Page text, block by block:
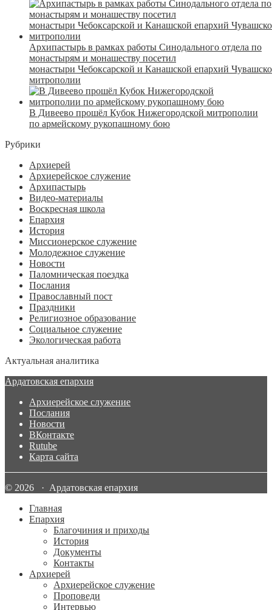
Архипастырь в рамках работы Синодального отдела по
монастырям и монашеству посетил
монастыри Чебоксарской и Канашской епархий
митрополии
В Дивеево прошёл Кубок Нижегородской митрополии
по армейскому рукопашному бою
Рубрики
Архиерей
Архиерейское служение
Архипастырь
Видео-материалы
Воскресная школа
Епархия
История
Миссионерское служение
Молодежное служение
Новости
Паломническая поездка
Послания
Православный пост
Праздники
Религиозное образование
Социальное служение
Экологическая работа
Актуальная аналитика
Ардатовская епархия
Архиерейское служение
Послания
Новости
ВКонтакте
Rutube
Карта сайта
© 2026 · Ардатовская епархия
Главная
Епархия
Благочиния и приходы
История
Документы
Контакты
Архиерей
Архиерейское служение
Проповеди
Интервью